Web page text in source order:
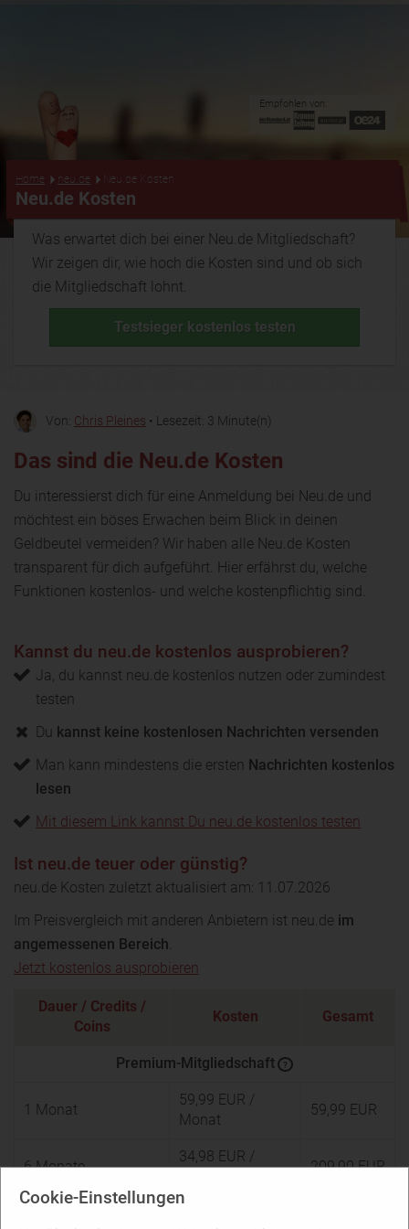
Cookie-Einstellungen
Empfohlen von:
Home neu.de Neu.de Kosten
Neu.de Kosten
Was erwartet dich bei einer Neu.de Mitgliedschaft?
Wir zeigen dir, wie hoch die Kosten sind und ob sich
die Mitgliedschaft lohnt.
Testsieger kostenlos testen
Von: Chris Pleines • Lesezeit: 3 Minute(n)
Das sind die Neu.de Kosten
Du interessierst dich für eine Anmeldung bei Neu.de und
möchtest ein böses Erwachen beim Blick in deinen
Geldbeutel vermeiden? Wir haben alle Neu.de Kosten
transparent für dich aufgeführt. Hier erfährst du, welche
Funktionen kostenlos- und welche kostenpflichtig sind.
Kannst du neu.de kostenlos ausprobieren?
Ja, du kannst neu.de kostenlos nutzen oder zumindest
testen
Du kannst keine kostenlosen Nachrichten versenden
Man kann mindestens die ersten Nachrichten kostenlos
lesen
Mit diesem Link kannst Du neu.de kostenlos testen
Ist neu.de teuer oder günstig?
neu.de Kosten zuletzt aktualisiert am: 11.07.2026
Im Preisvergleich mit anderen Anbietern ist neu.de im
angemessenen Bereich.
Jetzt kostenlos ausprobieren
Dauer / Credits /
Coins
Kosten Gesamt
Premium-Mitgliedschaft ?
1 Monat
59,99 EUR /
Monat
59,99 EUR
6 Monate
34,98 EUR /
209,90 EUR
Basis-Mitgliedschaft